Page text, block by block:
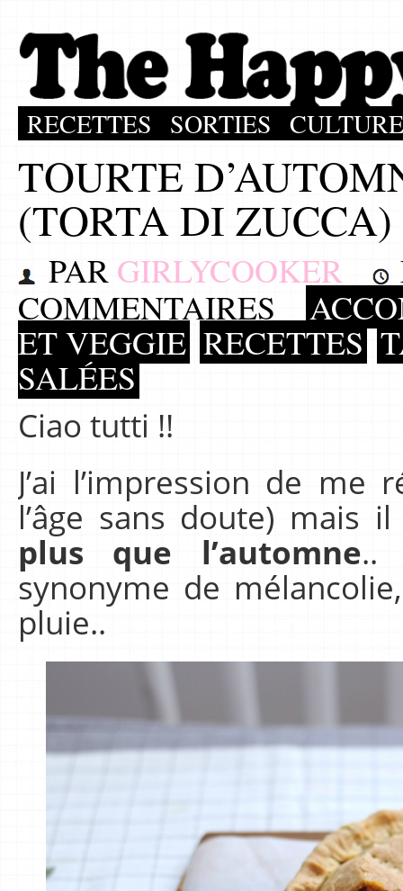
RECETTES SORTIES CULTURE
TOURTE
(TORTA DI ZUCCA)
PAR GIRLYCOOKER
COMMENTAIRES
ET VEGGIE RECETTES
SALÉES
Ciao tutti !!
J’ai l’impression de me
l’âge sans doute) mais
plus que l’automne..
synonyme de
pluie..